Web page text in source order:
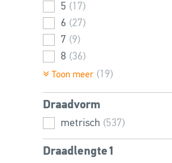
5 (17)
6 (27)
7 (9)
8 (36)
10 (40)
12 (43)
14 (28)
16 (50)
18 (25)
20 (49)
Toon meer (19)
Draadvorm
metrisch (537)
Draadlengte1